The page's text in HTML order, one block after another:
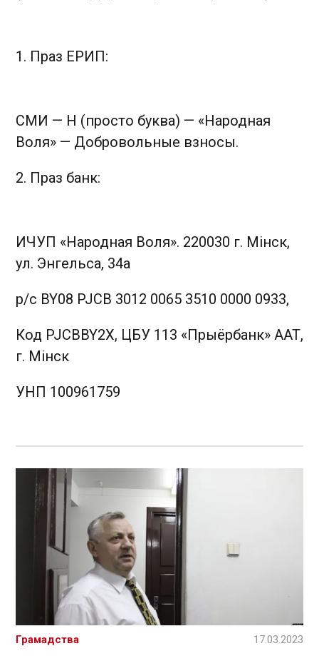
1. Праз ЕРИП:
СМИ — Н (просто буква) — «Народная
Воля» — Добровольные взносы.
2. Праз банк:
ИЧУП «Народная Воля». 220030 г. Мінск,
ул. Энгельса, 34а
р/с BY08 PJCB 3012 0065 3510 0000 0933,
Код PJCBBY2X, ЦБУ 113 «Прыёрбанк» ААТ,
г. Мінск
УНП 100961759
Грамадства 17.03.2023